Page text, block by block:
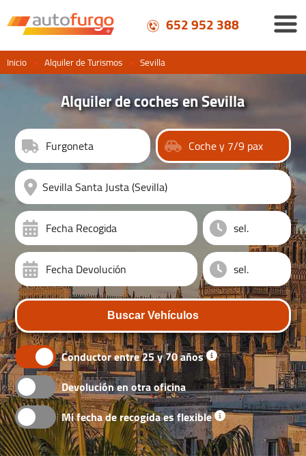
652 952 388
Inicio > Alquiler de Turismos > Sevilla
Alquiler de coches en Sevilla
Furgoneta Coche y 7/9 pax
Fecha Recogida
Fecha Devolución
Buscar Vehículos
Conductor entre 25 y 70 años
Devolución en otra oficina
Mi fecha de recogida es flexible